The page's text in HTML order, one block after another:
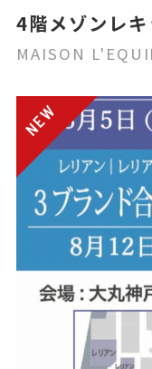
MAISON